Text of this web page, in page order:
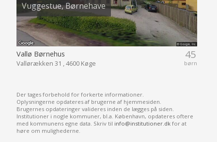
Vuggestue, Børnehave
45
børn
Vallø Børnehus
Vallørækken 31 , 4600 Køge
Der tages forbehold for forkerte informationer.
Oplysningerne opdateres af brugerne af hjemmesiden.
Brugernes opdateringer valideres inden de lægges på siden.
Institutioner i nogle kommuner, bl.a. København, opdateres oftere
med kommunens egne data. Skriv til info@institutioner.dkfor at
høre om mulighederne.